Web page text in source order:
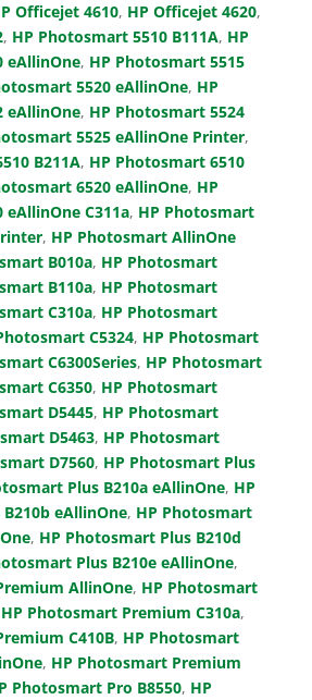
Officejet 4610, HP Officejet 4620,
, HP Photosmart 5510 B111A, HP
eAllinOne, HP Photosmart 5515
5520 eAllinOne, HP
eAllinOne, HP Photosmart 5524
5525 eAllinOne Printer,
B211A, HP Photosmart 6510
6520 eAllinOne, HP
C311a, HP Photosmart
, HP Photosmart AllinOne
B010a, HP Photosmart
B110a, HP Photosmart
C310a, HP Photosmart
C5324, HP Photosmart
C6300Series, HP Photosmart
C6350, HP Photosmart
D5445, HP Photosmart
D5463, HP Photosmart
D7560, HP Photosmart Plus
Plus B210a eAllinOne, HP
eAllinOne, HP Photosmart
, HP Photosmart Plus B210d
Plus B210e eAllinOne,
AllinOne, HP Photosmart
HP Photosmart Premium C310a,
C410B, HP Photosmart
, HP Photosmart Premium
Photosmart Pro B8550, HP